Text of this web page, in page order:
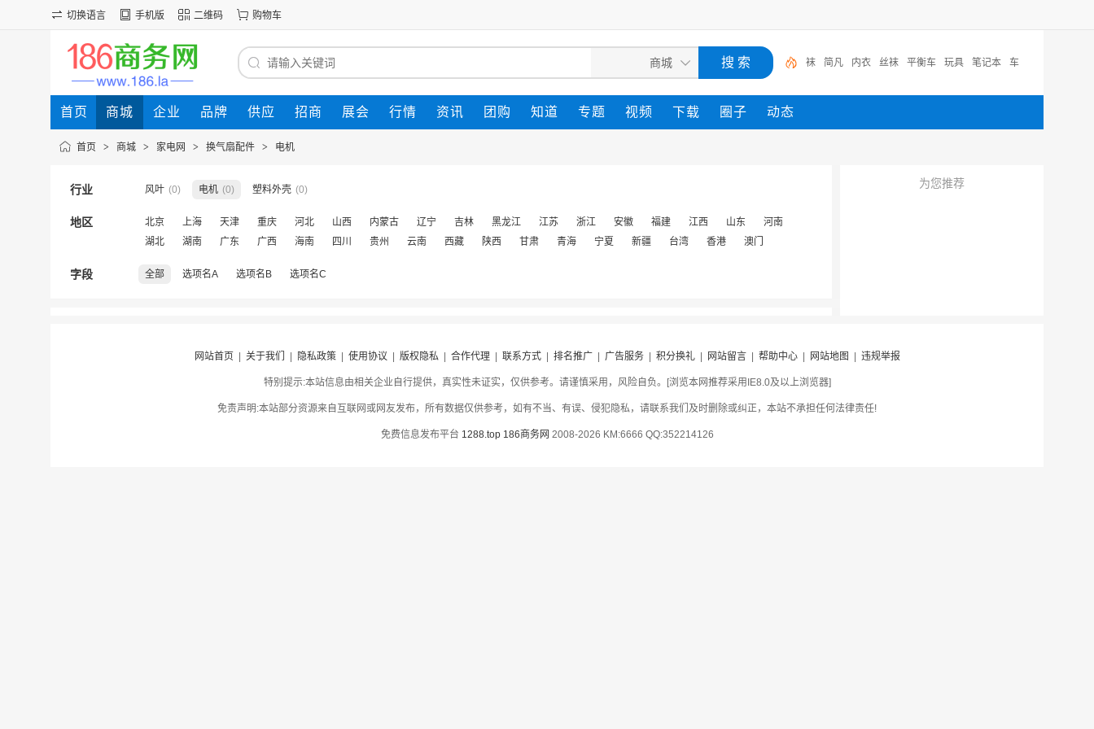
切换语言 手机版 二维码 购物车
袜 简凡 内衣 丝袜 平衡车 玩具 笔记本 车
首页 商城 企业 品牌 供应 招商 展会 行情 资讯 团购 知道 专题 视频 下载 圈子 动态
首页 > 商城 > 家电网 > 换气扇配件 > 电机
行业 风叶 (0) 电机 (0) 塑料外壳 (0)
地区 北京 上海 天津 重庆 河北 山西 内蒙古 辽宁 吉林 黑龙江 江苏 浙江 安徽 福建 江西 山东
河南
湖北
湖南 广东 广西 海南 四川 贵州 云南 西藏 陕西 甘肃 青海 宁夏 新疆 台湾 香港 澳门
字段 全部 选项名A 选项名B 选项名C
为您推荐
网站首页 关于我们 隐私政策| 使用协议 版权隐私| 合作代理| 联系方式| 排名推广| 广告服务| 积分换礼| 网站留言| 帮助中心| 网站地图 违规举报
特别提示:本站信息由相关企业自行提供，真实性未证实，仅供参考。请谨慎采用，风险自负。[浏览本网推荐采用IE8.0及以上浏览器]
免责声明:本站部分资源来自互联网或网友发布，所有数据仅供参考，如有不当、有误、侵犯隐私，请联系我们及时删除或纠正，本站不承担任何法律责任!
免费信息发布平台 1288.top 186商务网 2008-2026 KM:6666 QQ:352214126